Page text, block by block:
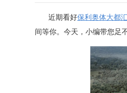
近期看好保利奥体大都汇
间等你。今天，小编带您足